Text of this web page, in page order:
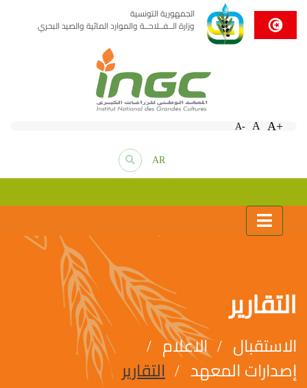
الجمهورية التونسية
وزارة الــفــلاحــة والموارد المائية والصيد البحري
A- A A+
AR
التقارير
الاستقبال
الاعلام
إصدارات المعهد
التقارير